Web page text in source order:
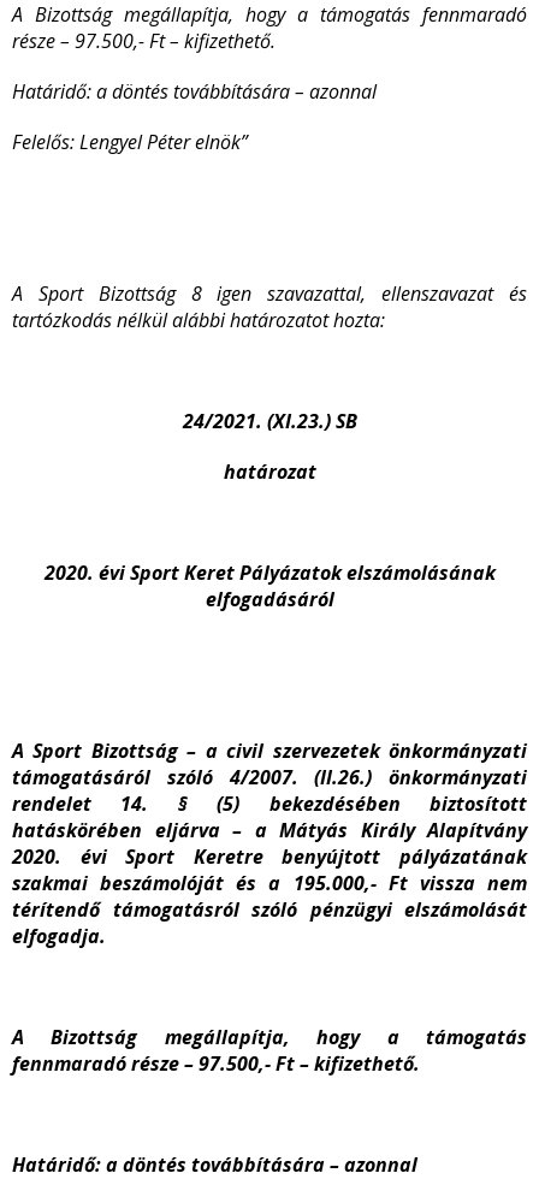
A Bizottság megállapítja, hogy a támogatás fennmaradó
része – 97.500,- Ft – kifizethető.
Határidő: a döntés továbbítására – azonnal
Felelős: Lengyel Péter elnök”
A Sport Bizottság 8 igen szavazattal, ellenszavazat és
tartózkodás nélkül alábbi határozatot hozta:
24/2021. (XI.23.) SB
határozat
2020. évi Sport Keret Pályázatok elszámolásának
elfogadásáról
A Sport Bizottság – a civil szervezetek önkormányzati
támogatásáról szóló 4/2007. (II.26.) önkormányzati
rendelet 14. § (5) bekezdésében biztosított
hatáskörében eljárva – a Mátyás Király Alapítvány
2020. évi Sport Keretre benyújtott pályázatának
szakmai beszámolóját és a 195.000,- Ft vissza nem
térítendő támogatásról szóló pénzügyi elszámolását
elfogadja.
A Bizottság megállapítja, hogy a támogatás
fennmaradó része – 97.500,- Ft – kifizethető.
Határidő: a döntés továbbítására – azonnal